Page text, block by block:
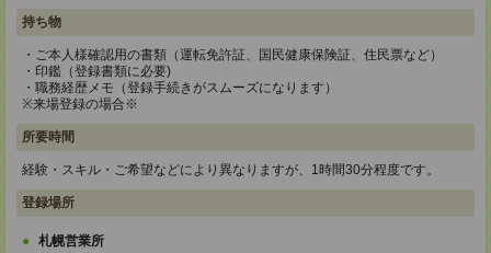
持ち物
・ご本人様確認用の書類（運転免許証、国民健康保険証、住民票など）
・印鑑（登録書類に必要)
・職務経歴メモ（登録手続きがスムーズになります）
※来場登録の場合※
所要時間
経験・スキル・ご希望などにより異なりますが、1時間30分程度です。
登録場所
札幌営業所